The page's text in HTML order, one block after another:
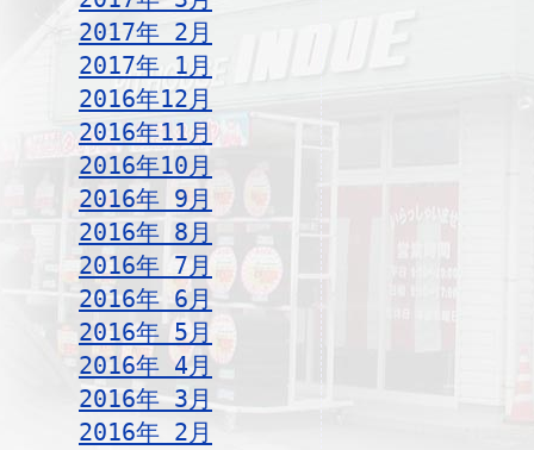
2017年 2月
2017年 1月
2016年12月
2016年11月
2016年10月
2016年 9月
2016年 8月
2016年 7月
2016年 6月
2016年 5月
2016年 4月
2016年 3月
2016年 2月